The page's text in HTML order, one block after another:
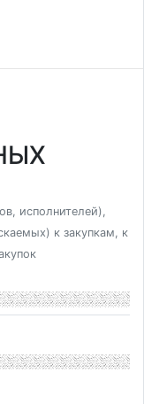
исполнителей),
к закупкам, к